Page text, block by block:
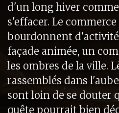
d'un long hiver
s'effacer. Le
bourdonnent
façade animée, un
les ombres de la ville.
rassemblés dans
sont loin de se douter
quête pourrait bien